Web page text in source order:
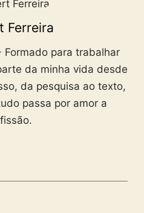
Ferreira
para trabalhar
da minha vida desde
da pesquisa ao texto,
passa por amor a